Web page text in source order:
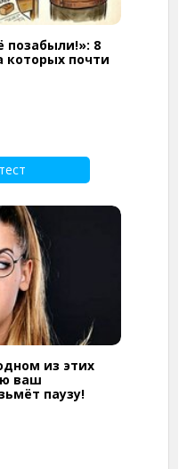
позабыли!»: 8
которых почти
из этих
ваш
паузу!